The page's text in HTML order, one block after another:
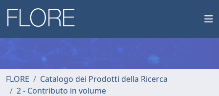
FLORE
Catalogo dei Prodotti della Ricerca
2 - Contributo in volume